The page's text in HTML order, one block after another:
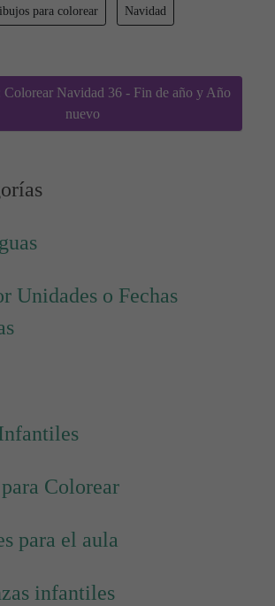
para colorear Navidad
Colorear Navidad 36 - Fin de año y Año
nuevo
Unidades o Fechas
Colorear
para el aula
infantiles